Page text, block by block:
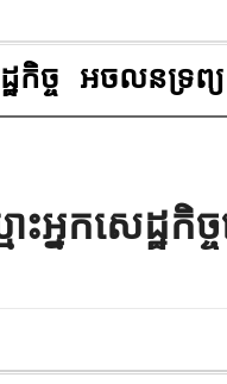
កិច្ច អចលនទ្រព្យ
កសេដ្ឋកិច្ច